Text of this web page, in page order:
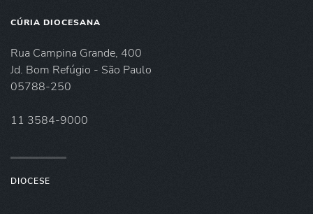
CÚRIA DIOCESANA
Rua Campina Grande, 400
Jd. Bom Refúgio - São Paulo
05788-250
11 3584-9000
DIOCESE